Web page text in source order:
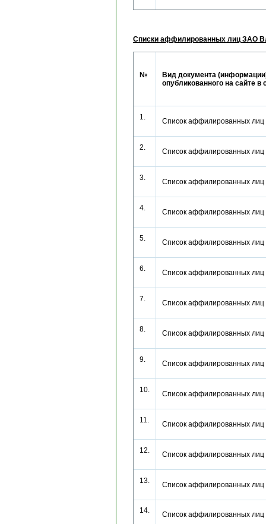
Списки аффилированных лиц ЗАО
№
Вид документа
опубликованного на сайте в
1. Список аффилированных
2. Список аффилированных
3. Список аффилированных
4. Список аффилированных
5. Список аффилированных
6. Список аффилированных
7. Список аффилированных
8. Список аффилированных
9. Список аффилированных
10. Список аффилированных
11. Список аффилированных
12. Список аффилированных
13. Cписок аффилированных
14. Список аффилированных лиц